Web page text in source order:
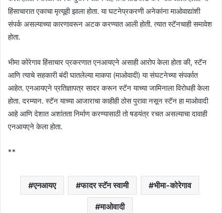
हिंसाचारात एकाचा मृत्यूही झाला होता. या घटनेप्रकरणी अनेकांना माओवाद्यांशी
संपर्क असल्याच्या कारणावरून अटक करण्यात आली होती. त्यात स्टॅनचाही समावेश
होता.
भीमा कोरेगाव हिंसाचार प्रकरणात एनआयएने असाही आरोप केला होता की, स्टॅन
आणि त्याचे सहकारी बंदी घातलेल्या माकपा (माओवादी) या संघटनेच्या संपर्कात
आहेत. एनआयएने प्रतिज्ञापत्र सादर करून स्टॅन याच्या जामिनाला विरोधही केला
होता. दरम्यान. स्टॅन याच्या आजाराचा काहीही ठोस पुरावा नसून स्टॅन हा माओवादी
आहे आणि देशात अशांतता निर्माण करण्यासाठी तो षडयंत्र रचत असल्याचा दावाही
एनआयएने केला होता.
**
एनआयए फादर स्टॅन स्वामी भीमा-कोरेगाव
माओवादी